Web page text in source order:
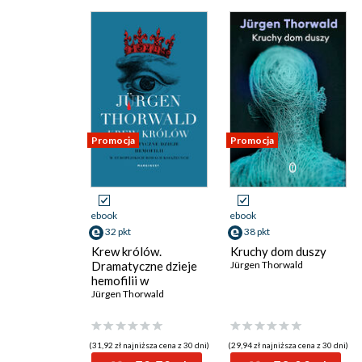
Promocja
ebook
32 pkt
Krew królów.
Dramatyczne dzieje
hemofilii w
europejskich rodach
Jürgen Thorwald
(31,92 zł najniższa cena z 30 dni)
Promocja
ebook
38 pkt
Kruchy dom duszy
Jürgen Thorwald
(29,94 zł najniższa cena z 30 dni)